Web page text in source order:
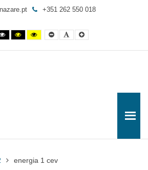
+351 262 550 018
Contraste
preto
branco
Contraste
preto
amarelo
Yellow
and
contrast
Smaller
Font
Letra
por
Letra
maior
energia 1 cev